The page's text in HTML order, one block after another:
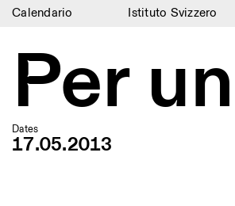
Calendario Istituto Svizzero
Calendario
Istituto
Ricerca
Residenze
Per
Dates
17.05.2013